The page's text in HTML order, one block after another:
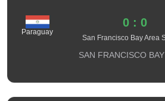
Paraguay
0 : 0
San Francisco Bay Area
SAN FRANCISCO